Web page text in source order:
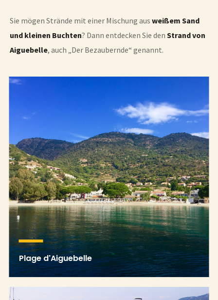
Sie mögen Strände mit einer Mischung aus weißem Sand
und kleinen Buchten? Dann entdecken Sie den Strand von
Aiguebelle, auch „Der Bezaubernde“ genannt.
Plage d'Aiguebelle